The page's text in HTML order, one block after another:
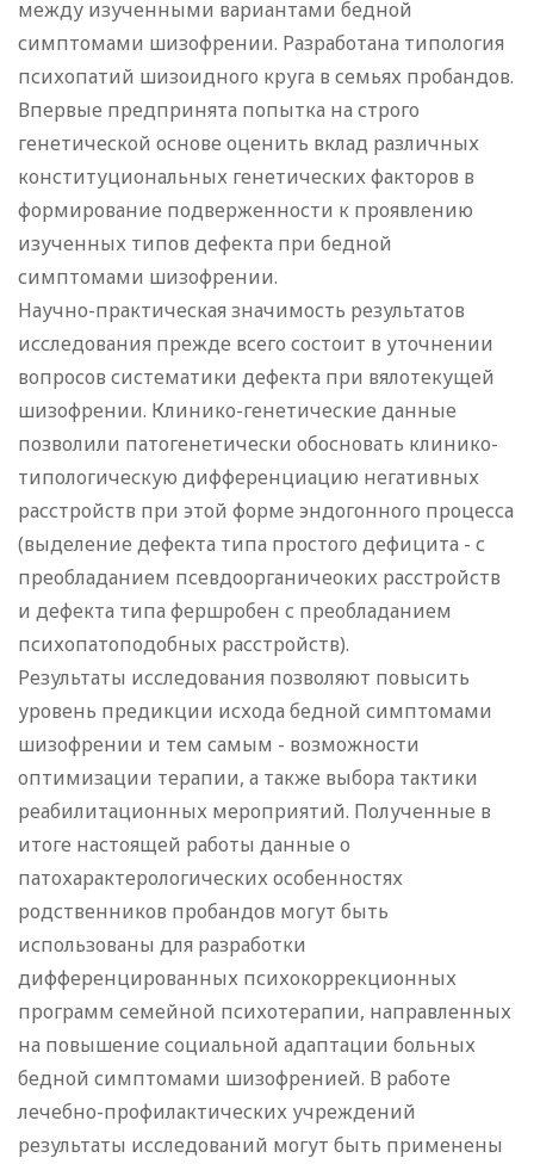
между изученными вариантами бедной
симптомами шизофрении. Разработана типология
психопатий шизоидного круга в семьях пробандов.
Впервые предпринята попытка на строго
генетической основе оценить вклад различных
конституциональных генетических факторов в
формирование подверженности к проявлению
изученных типов дефекта при бедной
симптомами шизофрении.
Научно-практическая значимость результатов
исследования прежде всего состоит в уточнении
вопросов систематики дефекта при вялотекущей
шизофрении. Клинико-генетические данные
позволили патогенетически обосновать клинико-
типологическую дифференциацию негативных
расстройств при этой форме эндогонного процесса
(выделение дефекта типа простого дефицита - с
преобладанием псевдоорганичеоких расстройств
и дефекта типа фершробен с преобладанием
психопатоподобных расстройств).
Результаты исследования позволяют повысить
уровень предикции исхода бедной симптомами
шизофрении и тем самым - возможности
оптимизации терапии, а также выбора тактики
реабилитационных мероприятий. Полученные в
итоге настоящей работы данные о
патохарактерологических особенностях
родственников пробандов могут быть
использованы для разработки
дифференцированных психокоррекционных
программ семейной психотерапии, направленных
на повышение социальной адаптации больных
бедной симптомами шизофренией. В работе
лечебно-профилактических учреждений
результаты исследований могут быть применены